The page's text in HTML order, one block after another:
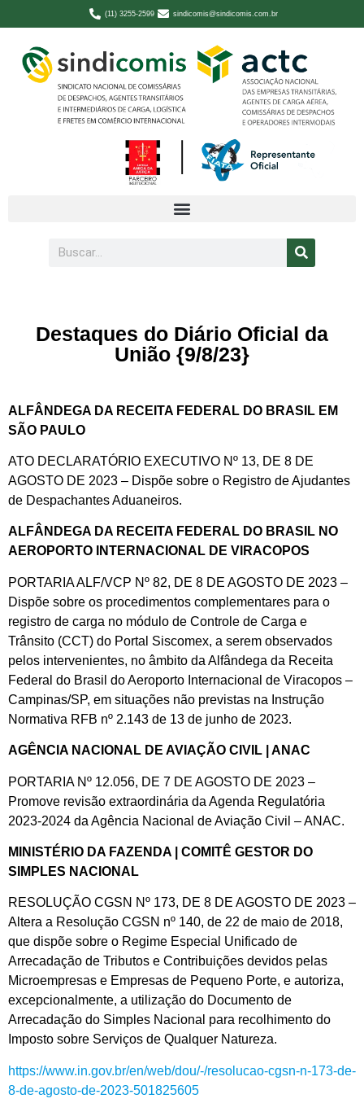
(11) 3255-2599 sindicomis@sindicomis.com.br
Destaques do Diário Oficial da
União {9/8/23}
ALFÂNDEGA DA RECEITA FEDERAL DO BRASIL EM
SÃO PAULO
ATO DECLARATÓRIO EXECUTIVO Nº 13, DE 8 DE
AGOSTO DE 2023 – Dispõe sobre o Registro de Ajudantes
de Despachantes Aduaneiros.
ALFÂNDEGA DA RECEITA FEDERAL DO BRASIL NO
AEROPORTO INTERNACIONAL DE VIRACOPOS
PORTARIA ALF/VCP Nº 82, DE 8 DE AGOSTO DE 2023 –
Dispõe sobre os procedimentos complementares para o
registro de carga no módulo de Controle de Carga e
Trânsito (CCT) do Portal Siscomex, a serem observados
pelos intervenientes, no âmbito da Alfândega da Receita
Federal do Brasil do Aeroporto Internacional de Viracopos –
Campinas/SP, em situações não previstas na Instrução
Normativa RFB nº 2.143 de 13 de junho de 2023.
AGÊNCIA NACIONAL DE AVIAÇÃO CIVIL | ANAC
PORTARIA Nº 12.056, DE 7 DE AGOSTO DE 2023 –
Promove revisão extraordinária da Agenda Regulatória
2023-2024 da Agência Nacional de Aviação Civil – ANAC.
MINISTÉRIO DA FAZENDA | COMITÊ GESTOR DO
SIMPLES NACIONAL
RESOLUÇÃO CGSN Nº 173, DE 8 DE AGOSTO DE 2023 –
Altera a Resolução CGSN nº 140, de 22 de maio de 2018,
que dispõe sobre o Regime Especial Unificado de
Arrecadação de Tributos e Contribuições devidos pelas
Microempresas e Empresas de Pequeno Porte, e autoriza,
excepcionalmente, a utilização do Documento de
Arrecadação do Simples Nacional para recolhimento do
Imposto sobre Serviços de Qualquer Natureza.
https://www.in.gov.br/en/web/dou/-/resolucao-cgsn-n-173-de-
8-de-agosto-de-2023-501825605